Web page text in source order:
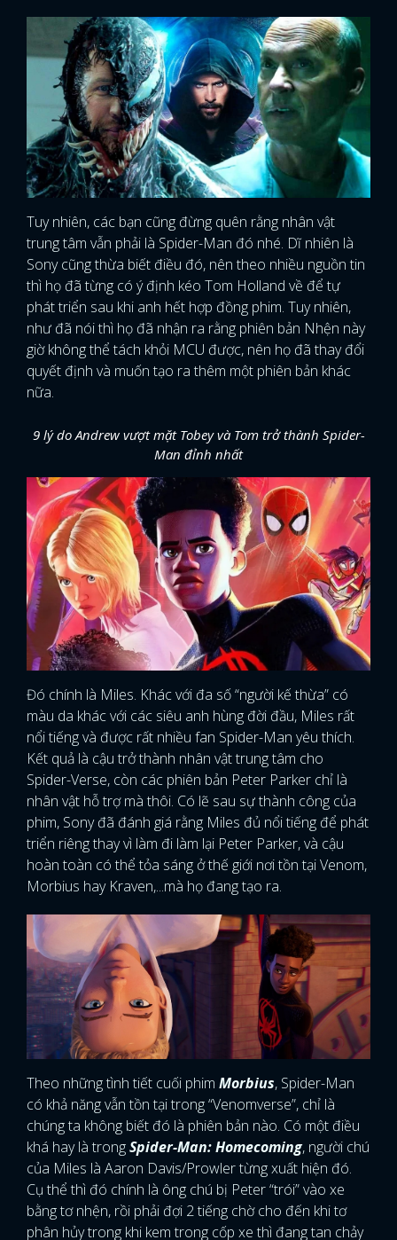
Tuy nhiên, các bạn cũng đừng quên rằng nhân vật
trung tâm vẫn phải là Spider-Man đó nhé. Dĩ nhiên là
Sony cũng thừa biết điều đó, nên theo nhiều nguồn tin
thì họ đã từng có ý định kéo Tom Holland về để tự
phát triển sau khi anh hết hợp đồng phim. Tuy nhiên,
như đã nói thì họ đã nhận ra rằng phiên bản Nhện này
giờ không thể tách khỏi MCU được, nên họ đã thay đổi
quyết định và muốn tạo ra thêm một phiên bản khác
nữa.
9 lý do Andrew vượt mặt Tobey và Tom trở thành Spider-
Man đỉnh nhất
Đó chính là Miles. Khác với đa số “người kế thừa” có
màu da khác với các siêu anh hùng đời đầu, Miles rất
nổi tiếng và được rất nhiều fan Spider-Man yêu thích.
Kết quả là cậu trở thành nhân vật trung tâm cho
Spider-Verse, còn các phiên bản Peter Parker chỉ là
nhân vật hỗ trợ mà thôi. Có lẽ sau sự thành công của
phim, Sony đã đánh giá rằng Miles đủ nổi tiếng để phát
triển riêng thay vì làm đi làm lại Peter Parker, và cậu
hoàn toàn có thể tỏa sáng ở thế giới nơi tồn tại Venom,
Morbius hay Kraven,...mà họ đang tạo ra.
Theo những tình tiết cuối phim Morbius, Spider-Man
có khả năng vẫn tồn tại trong “Venomverse”, chỉ là
chúng ta không biết đó là phiên bản nào. Có một điều
khá hay là trongSpider-Man: Homecoming, người chú
của Miles là Aaron Davis/Prowler từng xuất hiện đó.
Cụ thể thì đó chính là ông chú bị Peter “trói” vào xe
bằng tơ nhện, rồi phải đợi 2 tiếng chờ cho đến khi tơ
phân hủy trong khi kem trong cốp xe thì đang tan chảy